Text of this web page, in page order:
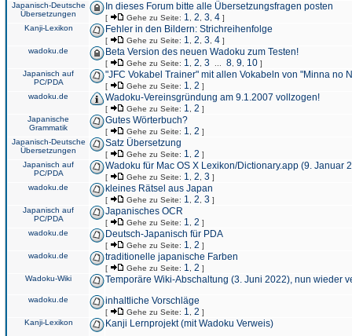
Japanisch-Deutsche
Übersetzungen
In dieses Forum bitte alle Übersetzungsfragen posten
[ Gehe zu Seite: 1 2 3 4 ]
Kanji-Lexikon
Fehler in den Bildern: Strichreihenfolge
[ Gehe zu Seite: 1 2 3 4 ]
wadoku.de
Beta Version des neuen Wadoku zum Testen!
[ Gehe zu Seite: 1 2 3 8 9 10 ]
Japanisch auf
PC/PDA
"JFC Vokabel Trainer" mit allen Vokabeln von "Minna no
[ Gehe zu Seite: 1 2 ]
wadoku.de
Wadoku-Vereinsgründung am 9.1.2007 vollzogen!
[ Gehe zu Seite: 1 2 ]
Japanische
Grammatik
Gutes Wörterbuch?
[ Gehe zu Seite: 1 2 ]
Japanisch-Deutsche
Übersetzungen
Satz Übersetzung
[ Gehe zu Seite: 1 2 ]
Japanisch auf
PC/PDA
Wadoku für Mac OS X Lexikon/Dictionary.app (9. Januar
[ Gehe zu Seite: 1 2 3 ]
wadoku.de
kleines Rätsel aus Japan
[ Gehe zu Seite: 1 2 3 ]
Japanisch auf
PC/PDA
Japanisches OCR
[ Gehe zu Seite: 1 2 ]
wadoku.de
Deutsch-Japanisch für PDA
[ Gehe zu Seite: 1 2 ]
wadoku.de
traditionelle japanische Farben
[ Gehe zu Seite: 1 2 ]
Wadoku-Wiki
Temporäre Wiki-Abschaltung (3. Juni 2022), nun wieder
wadoku.de inhaltliche Vorschläge
[ Gehe zu Seite: 1 2 ]
Kanji-Lexikon
Kanji Lernprojekt (mit Wadoku Verweis)